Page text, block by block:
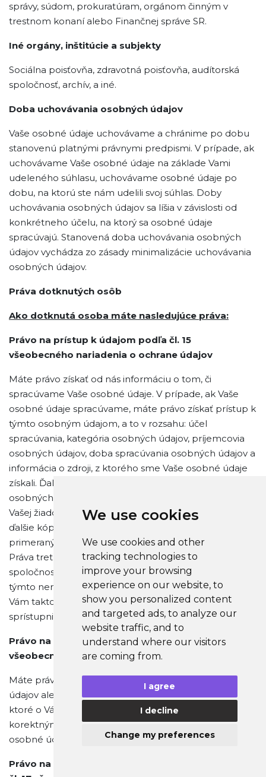
We use cookies
We use cookies and other
tracking technologies to
improve your browsing
experience on our website, to
show you personalized content
and targeted ads, to analyze our
website traffic, and to
understand where our visitors
are coming from.
I agree
I decline
Change my preferences
správy, súdom, prokuratúram, orgánom činným v
trestnom konaní alebo Finančnej správe SR.
Iné orgány, inštitúcie a subjekty
Sociálna poisťovňa, zdravotná poisťovňa, audítorská
spoločnosť, archív, a iné.
Doba uchovávania osobných údajov
Vaše osobné údaje uchovávame a chránime po dobu
stanovenú platnými právnymi predpismi. V prípade, ak
uchovávame Vaše osobné údaje na základe Vami
udeleného súhlasu, uchovávame osobné údaje po
dobu, na ktorú ste nám udelili svoj súhlas. Doby
uchovávania osobných údajov sa líšia v závislosti od
konkrétneho účelu, na ktorý sa osobné údaje
spracúvajú. Stanovená doba uchovávania osobných
údajov vychádza zo zásady minimalizácie uchovávania
osobných údajov.
Práva dotknutých osôb
Ako dotknutá osoba máte nasledujúce práva:
Právo na prístup k údajom podľa čl. 15
všeobecného nariadenia o ochrane údajov
Máte právo získať od nás informáciu o tom, či
spracúvame Vaše osobné údaje. V prípade, ak Vaše
osobné údaje spracúvame, máte právo získať prístup k
týmto osobným údajom, a to v rozsahu: účel
spracúvania, kategória osobných údajov, príjemcovia
osobných údajov, doba spracúvania osobných údajov a
informácia o zdroji, z ktorého sme Vaše osobné údaje
získali. Ďalej máte právo na poskytnutie kópie Vašich
osobných údajov, avšak je potrebné, aby ste to v rámci
Vašej žiadosti výslovne uviedli. Ak by ste požadovali
ďalšie kópie, máme právo účtovať za uvedenú službu
primeraný poplatok za vystavenie dodatočných kópií.
Práva tretích strán, vrátane iných osôb, ktoré
spoločnosti GoMerch s.r.o. poskytli osobné údaje, však
týmto nemôžu byť obmedzené a cudzie osobné údaje
Vám takto spoločnosť GoMerch s.r.o. nemôže
sprístupniť.
Právo na opravu alebo doplnenie podľa čl. 16
všeobecného nariadenia o ochrane údajov
Máte právo požiadať o opravu nesprávnych osobných
údajov alebo o doplnenie neúplných osobných údajov,
ktoré o Vás spracúvame. Využitím tohto práva
korektným spôsobom pomôžete udržiavať Vaše
osobné údaje správne a aktuálne.
Právo na vymazanie (právo „na zabudnutie“) podľa